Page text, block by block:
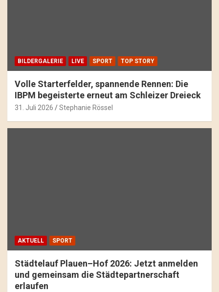
BILDERGALERIE LIVE SPORT TOP STORY
Volle Starterfelder, spannende Rennen: Die
IBPM begeisterte erneut am Schleizer Dreieck
31. Juli 2026 Stephanie Rössel
AKTUELL SPORT
Städtelauf Plauen–Hof 2026: Jetzt anmelden
und gemeinsam die Städtepartnerschaft
erlaufen